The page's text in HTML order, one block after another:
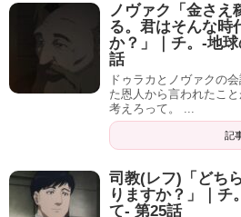
ノヴァク「金さえ
る。君はそんな時
か？」｜チ。-地
話
ドゥラカとノヴァクの
た恩人から言われたこ
考えろって。 ...
記
司教(レフ)「どち
りますか？」｜チ
て- 第25話